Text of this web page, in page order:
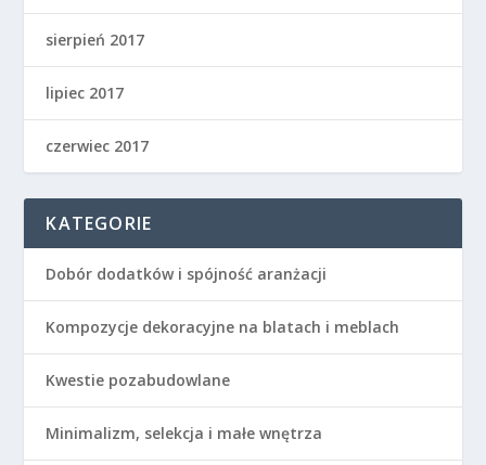
sierpień 2017
lipiec 2017
czerwiec 2017
KATEGORIE
Dobór dodatków i spójność aranżacji
Kompozycje dekoracyjne na blatach i meblach
Kwestie pozabudowlane
Minimalizm, selekcja i małe wnętrza